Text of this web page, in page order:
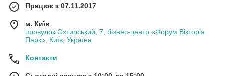
Працює з 07.11.2017
м. Київ
провулок Охтирський, 7, бізнес-центр «Форум Вікторія
Парк», Київ, Україна
Контакти